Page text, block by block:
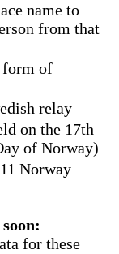
name to
from that
form of
relay
on the 17th
of Norway)
Norway
for these